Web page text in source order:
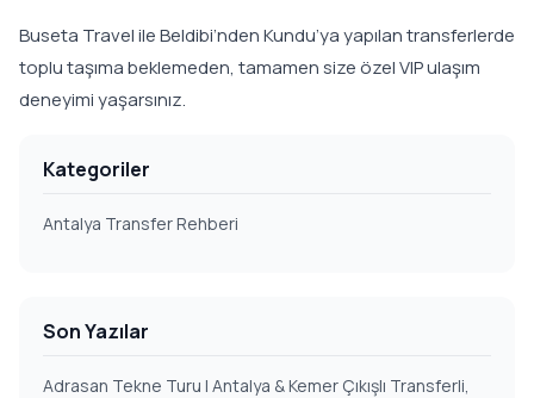
Buseta Travel ile Beldibi’nden Kundu’ya yapılan transferlerde
toplu taşıma beklemeden, tamamen size özel VIP ulaşım
deneyimi yaşarsınız.
Kategoriler
Antalya Transfer Rehberi
Son Yazılar
Adrasan Tekne Turu | Antalya & Kemer Çıkışlı Transferli,